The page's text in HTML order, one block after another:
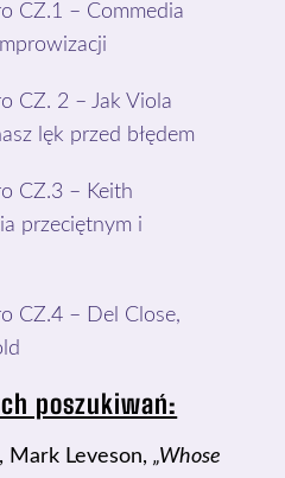
CZ.1 – Commedia
CZ. 2 – Jak Viola
lęk przed błędem
CZ.3 – Keith
przeciętnym i
CZ.4 – Del Close,
poszukiwań:
Mark Leveson,„Whose